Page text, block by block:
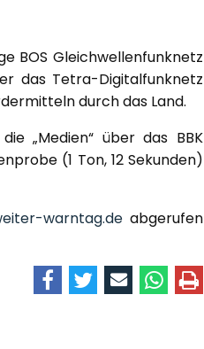
BOS Gleichwellenfunknetz
das Tetra-Digitalfunknetz
durch das Land.
„Medien“ über das BBK
(1 Ton, 12 Sekunden)
warntag.de abgerufen